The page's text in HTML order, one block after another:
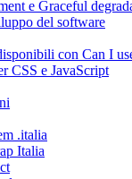
e Graceful
del software
con Can I
CSS e JavaScript
.italia
Italia